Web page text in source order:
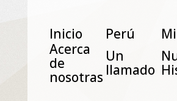
Inicio Perú
Acerca
de
nosotras
Un
Ilamado